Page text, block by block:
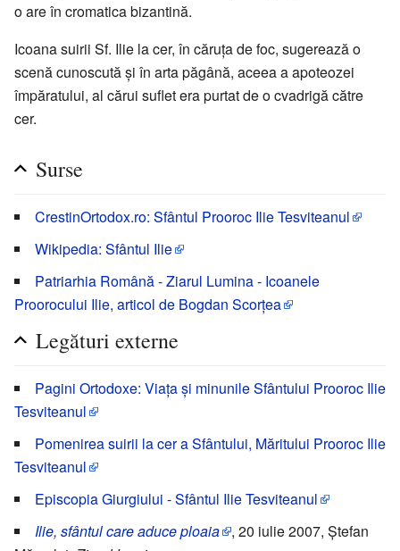
o are în cromatica bizantină.
Icoana suirii Sf. Ilie la cer, în căruța de foc, sugerează o
scenă cunoscută și în arta păgână, aceea a apoteozei
împăratului, al cărui suflet era purtat de o cvadrigă către
cer.
Surse
CrestinOrtodox.ro: Sfântul Prooroc Ilie Tesviteanul
Wikipedia: Sfântul Ilie
Patriarhia Română - Ziarul Lumina - Icoanele
Proorocului Ilie, articol de Bogdan Scorțea
Legături externe
Pagini Ortodoxe: Viața și minunile Sfântului Prooroc Ilie
Tesviteanul
Pomenirea suirii la cer a Sfântului, Măritului Prooroc Ilie
Tesviteanul
Episcopia Giurgiului - Sfântul Ilie Tesviteanul
Ilie, sfântul care aduce ploaia
, 20 iulie 2007, Ștefan